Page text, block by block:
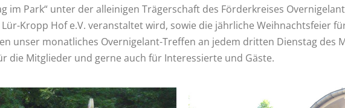
im Park“ unter der alleinigen Trägerschaft des Förderkreises
Kropp Hof e.V. veranstaltet wird, sowie die jährliche Weihnachtsfeier
unser monatliches Overnigelant-Treffen an jedem dritten Dienstag des
die Mitglieder und gerne auch für Interessierte und Gäste.